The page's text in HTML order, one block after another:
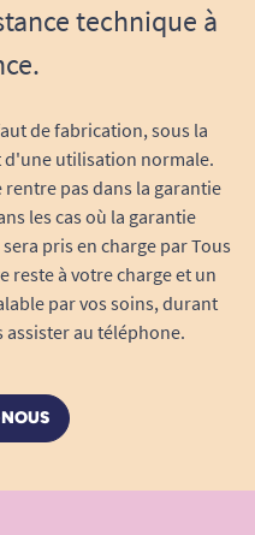
technique à
de fabrication, sous la
utilisation normale.
pas dans la garantie
les cas où la garantie
pris en charge par Tous
à votre charge et un
par vos soins, durant
au téléphone.